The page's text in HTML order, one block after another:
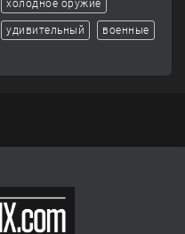
холодное оружие
удивительный военные